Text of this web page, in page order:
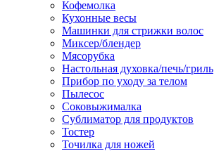
Кофемолка
Кухонные весы
Машинки для стрижки волос
Миксер/блендер
Мясорубка
Настольная духовка/печь/гриль
Прибор по уходу за телом
Пылесос
Соковыжималка
Сублиматор для продуктов
Тостер
Точилка для ножей